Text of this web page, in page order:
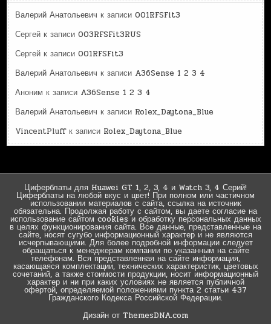
Валерий Анатольевич к записи001RFSFit3
Сергей к записи003RFSFit3RUS
Сергей к записи001RFSFit3
Валерий Анатольевич к записи A36Sense 1 2 3 4
Аноним к записи A36Sense 1 2 3 4
Валерий Анатольевич к записи Rolex_Daytona_Blue
VincentPluffк записи Rolex_Daytona_Blue
Циферблаты для Huawei GT 1, 2, 3, 4 и Watch 3, 4 Серий!
Циферблаты на любой вкус и цвет! При полном или частичном
использовании материалов с сайта, ссылка на источник
обязательна. Продолжая работу с сайтом, вы даете согласие на
использование сайтом cookies и обработку персональных данных
в целях функционирования сайта. Все данные, представленные на
сайте, носят сугубо информационный характер и не являются
исчерпывающими. Для более подробной информации следует
обращаться к менеджерам компании по указанным на сайте
телефонам. Вся представленная на сайте информация,
касающаяся комплектации, технических характеристик, цветовых
сочетаний, а также стоимости продукции, носит информационный
характер и ни при каких условиях не является публичной
офертой, определяемой положениями пункта 2 статьи 437
Гражданского Кодекса Российской Федерации.
Дизайн от ThemesDNA.com